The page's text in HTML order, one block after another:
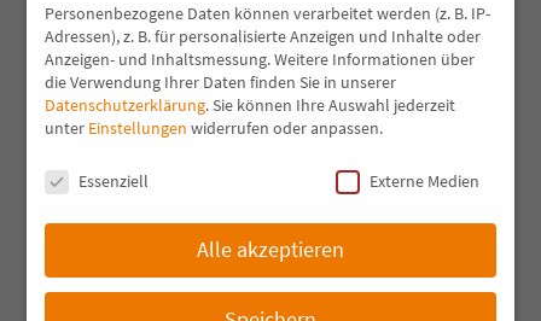
Leuchttisch mit Achatscheibe
Leuchttisch
Tisch in Ast-Eiche und Beton
Waschtisch in gedämpften europ. Nuss, mit
Suche nach…
Personenbezogene Daten können verarbeitet werden (z. B. IP-
Adressen), z. B. für personalisierte Anzeigen und Inhalte oder
Anzeigen- und Inhaltsmessung.Weitere Informationen über
die Verwendung Ihrer Daten finden Sie in unserer
Datenschutzerklärung.Sie können Ihre Auswahl jederzeit
unter Einstellungen widerrufen oder anpassen.
Datenschutzeinstellungen
Essenziell Externe Medien
Alle akzeptieren